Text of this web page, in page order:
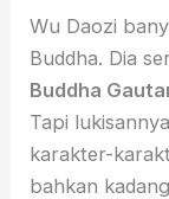
Wu Daozi
Buddha. Dia
Buddha
Tapi
karakter-
bahkan